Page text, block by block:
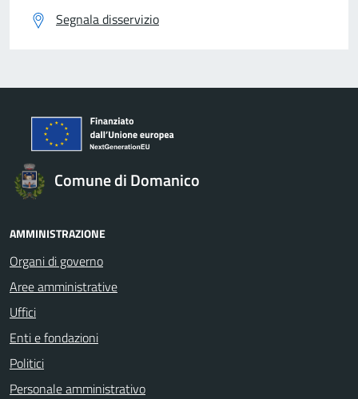
Segnala disservizio
Comune di Domanico
AMMINISTRAZIONE
Organi di governo
Aree amministrative
Uffici
Enti e fondazioni
Politici
Personale amministrativo